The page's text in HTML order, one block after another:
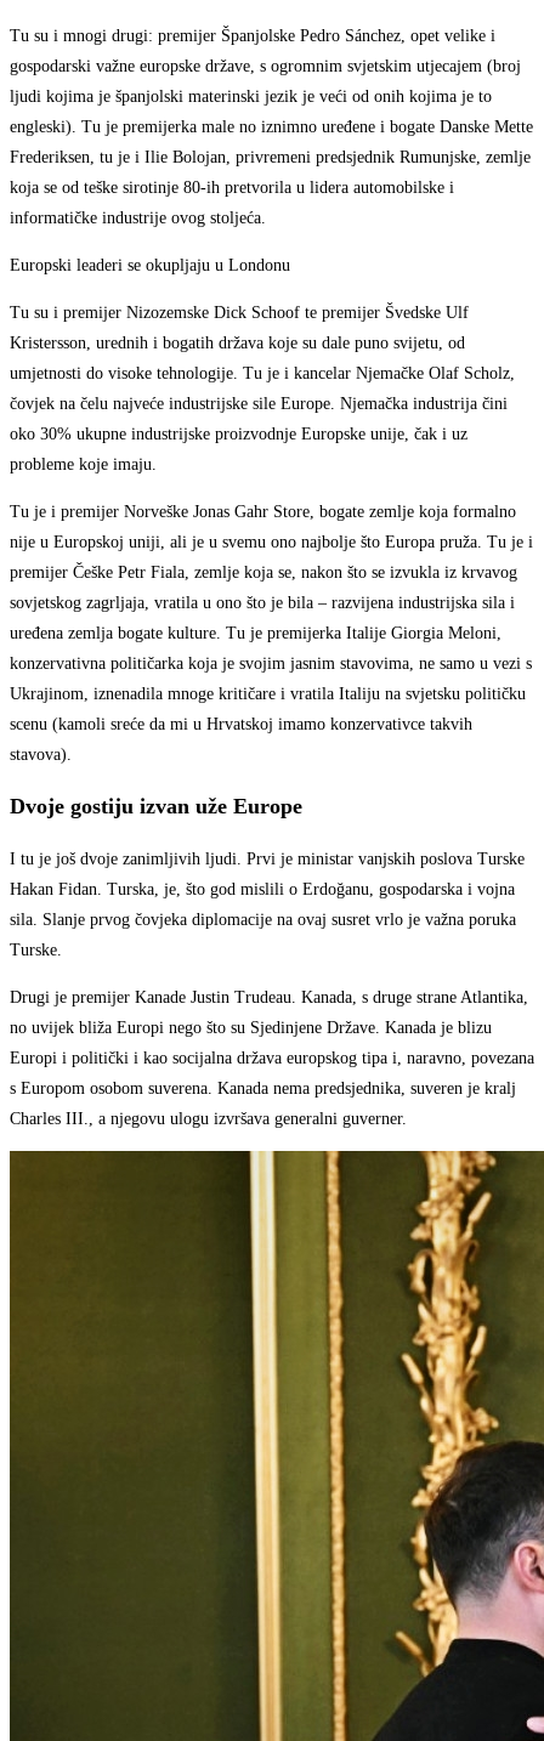
Tu su i mnogi drugi: premijer Španjolske Pedro Sánchez, opet velike i
gospodarski važne europske države, s ogromnim svjetskim utjecajem (broj
ljudi kojima je španjolski materinski jezik je veći od onih kojima je to
engleski). Tu je premijerka male no iznimno uređene i bogate Danske Mette
Frederiksen, tu je i Ilie Bolojan, privremeni predsjednik Rumunjske, zemlje
koja se od teške sirotinje 80-ih pretvorila u lidera automobilske i
informatičke industrije ovog stoljeća.
Europski leaderi se okupljaju u Londonu
Tu su i premijer Nizozemske Dick Schoof te premijer Švedske Ulf
Kristersson, urednih i bogatih država koje su dale puno svijetu, od
umjetnosti do visoke tehnologije. Tu je i kancelar Njemačke Olaf Scholz,
čovjek na čelu najveće industrijske sile Europe. Njemačka industrija čini
oko 30% ukupne industrijske proizvodnje Europske unije, čak i uz
probleme koje imaju.
Tu je i premijer Norveške Jonas Gahr Store, bogate zemlje koja formalno
nije u Europskoj uniji, ali je u svemu ono najbolje što Europa pruža. Tu je i
premijer Češke Petr Fiala, zemlje koja se, nakon što se izvukla iz krvavog
sovjetskog zagrljaja, vratila u ono što je bila – razvijena industrijska sila i
uređena zemlja bogate kulture. Tu je premijerka Italije Giorgia Meloni,
konzervativna političarka koja je svojim jasnim stavovima, ne samo u vezi s
Ukrajinom, iznenadila mnoge kritičare i vratila Italiju na svjetsku političku
scenu (kamoli sreće da mi u Hrvatskoj imamo konzervativce takvih
stavova).
Dvoje gostiju izvan uže Europe
I tu je još dvoje zanimljivih ljudi. Prvi je ministar vanjskih poslova Turske
Hakan Fidan. Turska, je, što god mislili o Erdoğanu, gospodarska i vojna
sila. Slanje prvog čovjeka diplomacije na ovaj susret vrlo je važna poruka
Turske.
Drugi je premijer Kanade Justin Trudeau. Kanada, s druge strane Atlantika,
no uvijek bliža Europi nego što su Sjedinjene Države. Kanada je blizu
Europi i politički i kao socijalna država europskog tipa i, naravno, povezana
s Europom osobom suverena. Kanada nema predsjednika, suveren je kralj
Charles III., a njegovu ulogu izvršava generalni guverner.